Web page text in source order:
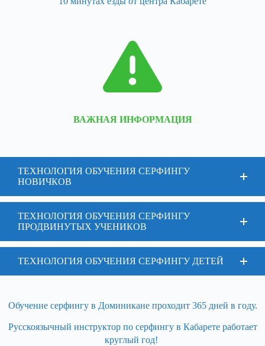
ВАЖНАЯ ИНФОРМАЦИЯ
ТЕХНОЛОГИЯ ОБУЧЕНИЯ СЕРФИНГУ
НОВИЧКОВ
ТЕХНОЛОГИЯ ОБУЧЕНИЯ СЕРФИНГУ
ПРОДВИНУТЫХ УЧЕНИКОВ
ТЕХНОЛОГИЯ ОБУЧЕНИЯ СЕРФИНГУ ДЕТЕЙ
Обучение серфингу в Доминикане проходит 365 дней в году.
Русскоязычный инструктор по серфингу в Кабарете работает
круглый год!